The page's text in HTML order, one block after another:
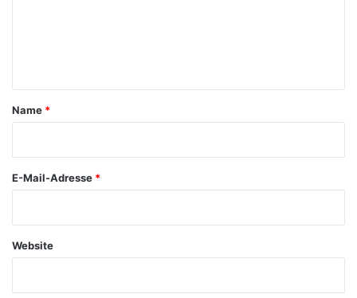
a
Name *
E-Mail-Adresse *
Website